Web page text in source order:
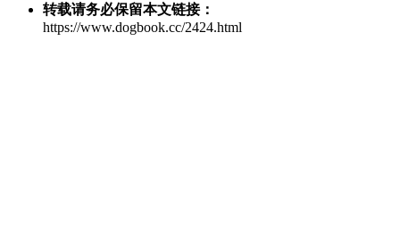
转载请务必保留本文链接：
https://www.dogbook.cc/2424.html